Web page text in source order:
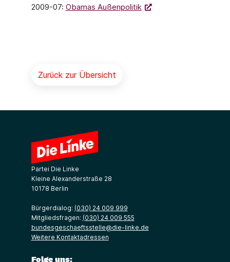
2009-07: Obamas Außenpolitik
Zurück zur Übersicht
Partei Die Linke
Kleine Alexanderstraße 28
10178 Berlin
Bürgerdialog: (030) 24 009 999
Mitgliedsfragen: (030) 24 009 555
bundesgeschaeftsstelle@die-linke.de
Weitere Kontaktadressen
Folge uns: